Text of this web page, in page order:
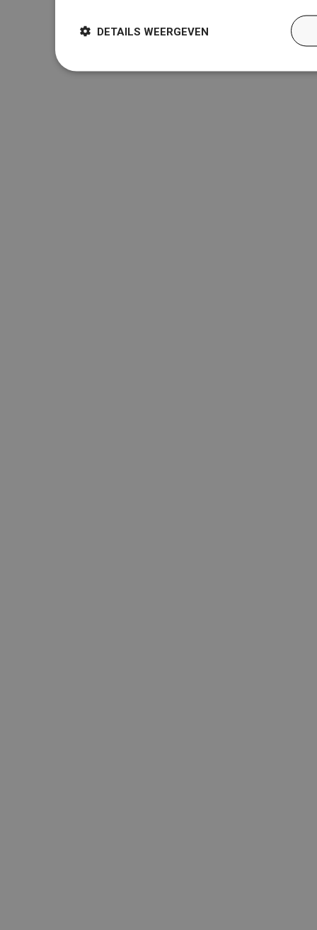
DETAILS WEERGEVEN